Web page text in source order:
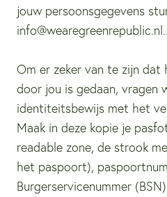
jouw persoonsgegevens
info@wearegreenrepublic.nl.
Om er zeker van te zijn
door jou is gedaan, vragen
identiteitsbewijs met het
Maak in deze kopie je
readable zone, de strook
het paspoort),
Burgerservicenummer